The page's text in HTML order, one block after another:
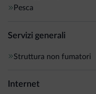
Pesca
Servizi generali
Struttura non fumatori
Internet